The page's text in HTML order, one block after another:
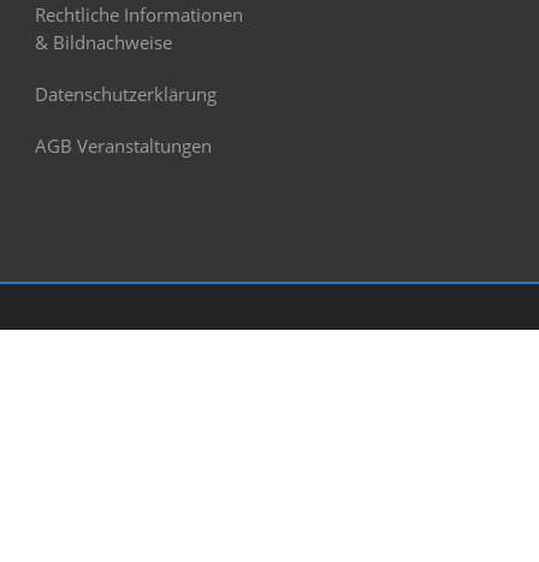
Rechtliche Informationen
& Bildnachweise
Datenschutzerklärung
AGB Veranstaltungen